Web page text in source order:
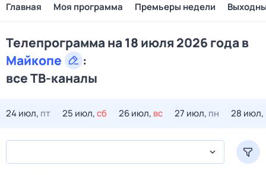
Главная Моя программа Премьеры недели
Телепрограмма на 18 июля 2026 года в
Майкопе
:
все ТВ-каналы
24 июл, пт 25 июл,сб 26 июл, вс 27 июл, пн 28 июл,